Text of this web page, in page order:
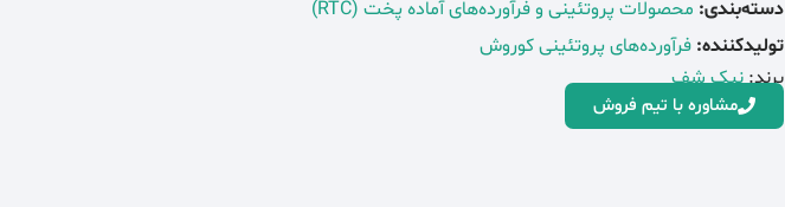
دسته‌بندی: محصولات پروتئینی و فرآورده‌های آماده پخت (RTC)
تولیدکننده: فرآورده‌های پروتئینی کوروش
برند:نیک شف
مشاوره با تیم فروش